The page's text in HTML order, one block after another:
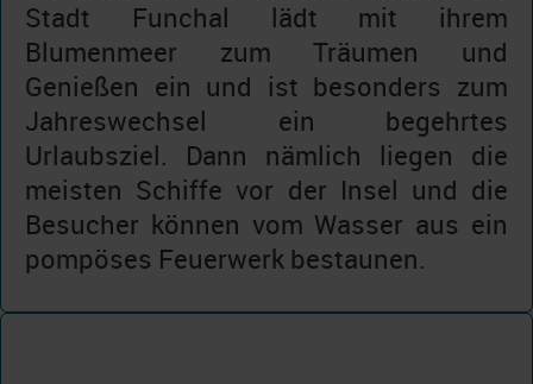
Stadt Funchal lädt mit ihrem
Blumenmeer zum Träumen und
Genießen ein und ist besonders zum
Jahreswechsel ein begehrtes
Urlaubsziel. Dann nämlich liegen die
meisten Schiffe vor der Insel und die
Besucher können vom Wasser aus ein
pompöses Feuerwerk bestaunen.